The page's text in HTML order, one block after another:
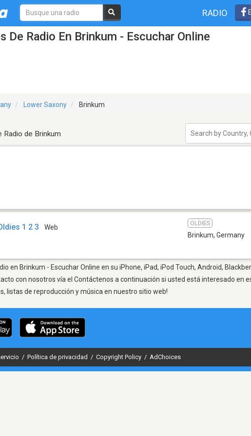
RADIO
De Radio En Brinkum - Escuchar Online
Lower Saxony Brinkum
de Brinkum
1 2 3 Web
OLDIES
Brinkum, Germany
en Brinkum - Escuchar Online en su iPhone, iPad, iPod Touch, Android,
con nosotros vía el Contáctenos a continuación si usted está interesado en
listas de reproducción y música en nuestro sitio web!
/ Política de privacidad / Copyright Policy / AdChoices